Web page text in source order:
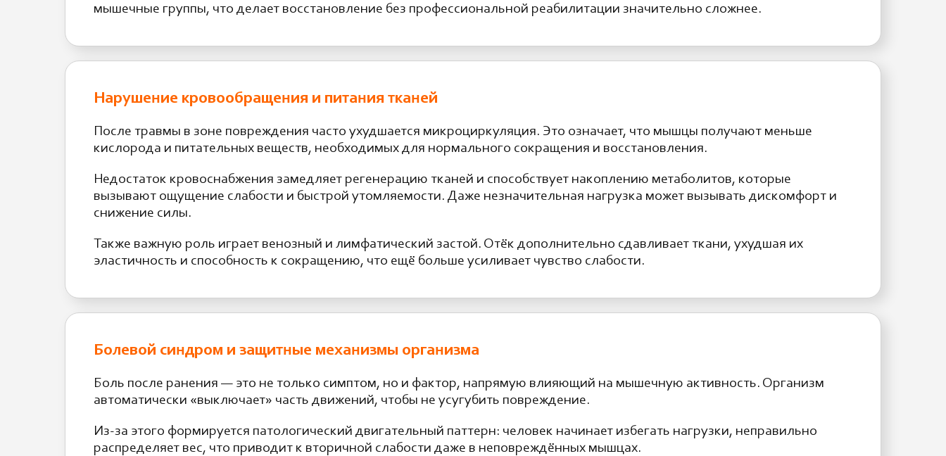
мышечные группы, что делает восстановление без профессиональной реабилитации значительно сложнее.
Нарушение кровообращения и питания тканей
После травмы в зоне повреждения часто ухудшается микроциркуляция. Это означает, что мышцы получают меньше
кислорода и питательных веществ, необходимых для нормального сокращения и восстановления.
Недостаток кровоснабжения замедляет регенерацию тканей и способствует накоплению метаболитов, которые
вызывают ощущение слабости и быстрой утомляемости. Даже незначительная нагрузка может вызывать дискомфорт и
снижение силы.
Также важную роль играет венозный и лимфатический застой. Отёк дополнительно сдавливает ткани, ухудшая их
эластичность и способность к сокращению, что ещё больше усиливает чувство слабости.
Болевой синдром и защитные механизмы организма
Боль после ранения — это не только симптом, но и фактор, напрямую влияющий на мышечную активность. Организм
автоматически «выключает» часть движений, чтобы не усугубить повреждение.
Из-за этого формируется патологический двигательный паттерн: человек начинает избегать нагрузки, неправильно
распределяет вес, что приводит к вторичной слабости даже в неповреждённых мышцах.